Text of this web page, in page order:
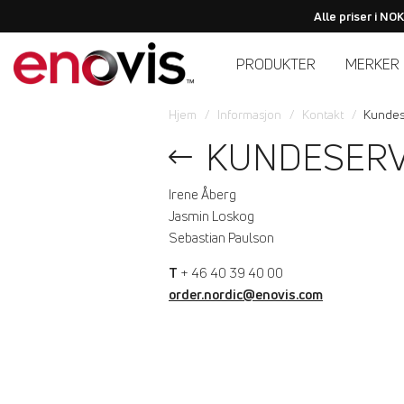
Alle priser i
PRODUKTER MERKER
Hjem Informasjon Kontakt
Irene Åberg
Jasmin Loskog
Sebastian Paulson
T + 46 40 39 40 00
order.nordic@enovis.com